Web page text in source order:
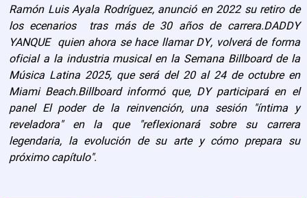
Ramón Luis Ayala Rodríguez, anunció en 2022 su retiro de
los ecenarios tras más de 30 años de carrera.DADDY
YANQUE quien ahora se hace llamar DY, volverá de forma
oficial a la industria musical en la Semana Billboard de la
Música Latina 2025, que será del 20 al 24 de octubre en
Miami Beach.Billboard informó que, DY participará en el
panel El poder de la reinvención, una sesión "íntima y
reveladora" en la que "reflexionará sobre su carrera
legendaria, la evolución de su arte y cómo prepara su
próximo capítulo".